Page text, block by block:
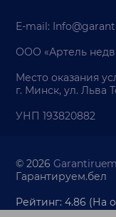
E-mail:
ООО «Артель
Место оказания
г. Минск, ул. Льва
УНП 193820882
© 2026
Гарантируем.бел
Рейтинг: 4.86 (На